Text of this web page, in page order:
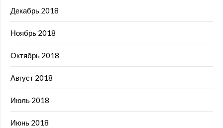
Декабрь 2018
Ноябрь 2018
Октябрь 2018
Август 2018
Июль 2018
Июнь 2018